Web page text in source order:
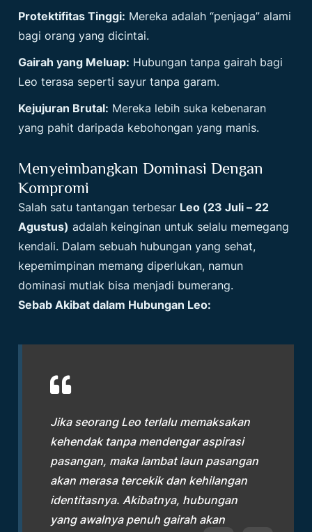
Protektifitas Tinggi: Mereka adalah “penjaga” alami
bagi orang yang dicintai.
Gairah yang Meluap: Hubungan tanpa gairah bagi
Leo terasa seperti sayur tanpa garam.
Kejujuran Brutal: Mereka lebih suka kebenaran
yang pahit daripada kebohongan yang manis.
Menyeimbangkan Dominasi Dengan
Kompromi
Salah satu tantangan terbesar Leo (23 Juli – 22
Agustus) adalah keinginan untuk selalu memegang
kendali. Dalam sebuah hubungan yang sehat,
kepemimpinan memang diperlukan, namun
dominasi mutlak bisa menjadi bumerang.
Sebab Akibat dalam Hubungan Leo:
Jika seorang Leo terlalu memaksakan
kehendak tanpa mendengar aspirasi
pasangan, maka lambat laun pasangan
akan merasa tercekik dan kehilangan
identitasnya. Akibatnya, hubungan
yang awalnya penuh gairah akan